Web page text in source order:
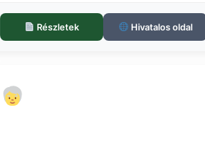
Részletek Hivatalos oldal